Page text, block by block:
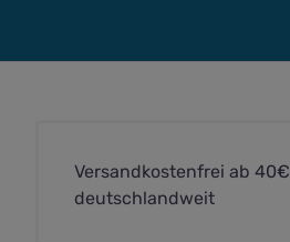
Versandkostenfrei ab 40€
deutschlandweit